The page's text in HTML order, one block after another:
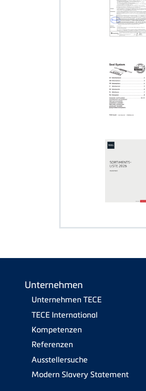
Unternehmen
Unternehmen TECE
TECE International
Kompetenzen
Referenzen
Ausstellersuche
Modern Slavery Statement